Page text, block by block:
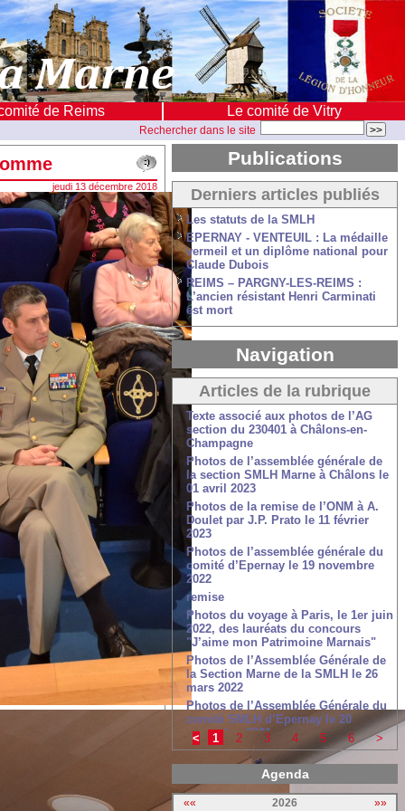
de Reims Le comité de Vitry
Rechercher dans le site
jeudi 13 décembre 2018
Publications
Derniers articles publiés
Les statuts de la SMLH
EPERNAY - VENTEUIL : La médaille
vermeil et un diplôme national pour
Claude Dubois
REIMS – PARGNY-LES-REIMS :
L’ancien résistant Henri Carminati
est mort
Navigation
Articles de la rubrique
Texte associé aux photos de l’AG
section du 230401 à Châlons-en-
Champagne
Photos de l’assemblée générale de
la section SMLH Marne à Châlons le
01 avril 2023
Photos de la remise de l’ONM à A.
Doulet par J.P. Prato le 11 février
2023
Photos de l’assemblée générale du
comité d’Epernay le 19 novembre
2022
remise
Photos du voyage à Paris, le 1er juin
2022, des lauréats du concours
"J’aime mon Patrimoine Marnais"
Photos de l’Assemblée Générale de
la Section Marne de la SMLH le 26
mars 2022
Photos de l’Assemblée Générale du
comité SMLH d’Epernay le 20
novembre 2021
Photos de l’exposition de la Légion
d’Honneur du 11 au 18 novembre
2021 à Vitry-le-François
Photos de la cérémonie de remise
< 1 2 3 4 5 6 >
Agenda
«« 2026
»»